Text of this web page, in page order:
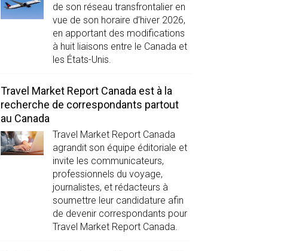
de son réseau transfrontalier en
vue de son horaire d’hiver 2026,
en apportant des modifications
à huit liaisons entre le Canada et
les États-Unis.
Travel Market Report Canada est à la
recherche de correspondants partout
au Canada
Travel Market Report Canada
agrandit son équipe éditoriale et
invite les communicateurs,
professionnels du voyage,
journalistes, et rédacteurs à
soumettre leur candidature afin
de devenir correspondants pour
Travel Market Report Canada.